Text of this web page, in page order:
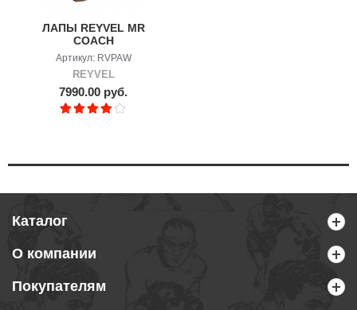
ЛАПЫ REYVEL MR
COACH
Артикул: RVPAW
REYVEL
7990.00 руб.
Каталог
О компании
Покупателям